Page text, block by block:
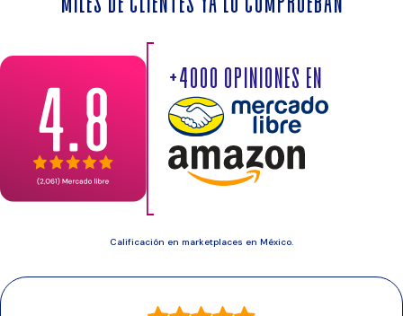
+4000 opiniones en
Calificación en marketplaces en México.